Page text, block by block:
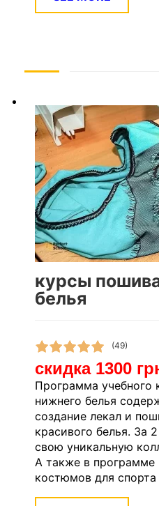
курсы
белья
(49)
скидка 1300
Программа учебного
нижнего белья
создание лекал и
красивого белья. За
свою уникальную
А также в программе
костюмов для спорта